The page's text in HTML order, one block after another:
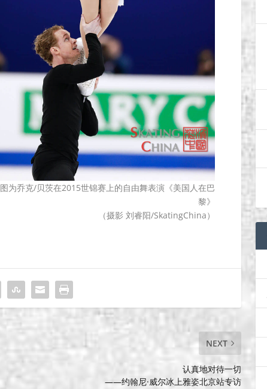
图为乔克/贝茨在2015世锦赛上的自由舞表演《美国人在巴
黎》
（摄影 刘睿阳/SkatingChina）
NEXT
认真地对待一切
——约翰尼·威尔冰上雅姿北京站专访